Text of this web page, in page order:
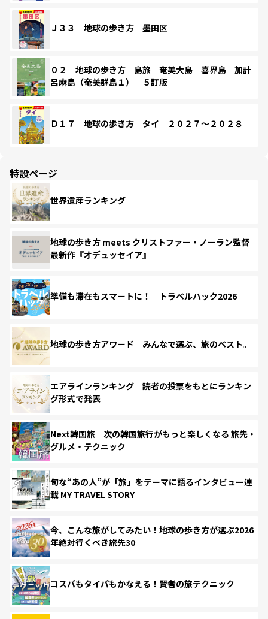
Ｊ３３ 地球の歩き方 墨田区
０２ 地球の歩き方 島旅 奄美大島 喜界島 加計
呂麻島（奄美群島１） ５訂版
Ｄ１７ 地球の歩き方 タイ ２０２７～２０２８
特設ページ
世界遺産ランキング
地球の歩き方 meets クリストファー・ノーラン監督
最新作『オデュッセイア』
準備も滞在もスマートに！ トラベルハック2026
地球の歩き方アワード みんなで選ぶ、旅のベスト。
エアラインランキング 読者の投票をもとにランキン
グ形式で発表
Next韓国旅 次の韓国旅行がもっと楽しくなる 旅先・
グルメ・テクニック
旬な“あの人”が「旅」をテーマに語るインタビュー連
載 MY TRAVEL STORY
今、こんな旅がしてみたい！地球の歩き方が選ぶ2026
年絶対行くべき旅先30
コスパもタイパもかなえる！賢者の旅テクニック